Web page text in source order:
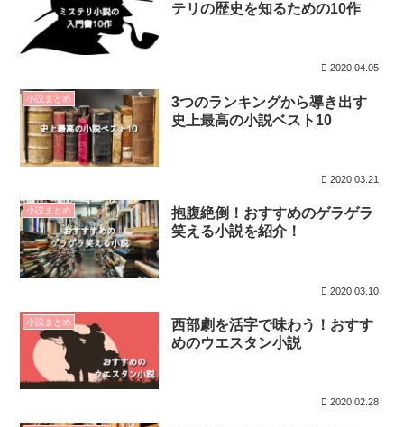
テリの歴史を知るための10作
2020.04.05
小説まとめ
3つのランキングから導き出す
史上最高の小説ベスト10
2020.03.21
小説まとめ
抱腹絶倒！おすすめのゲラゲラ
笑える小説を紹介！
2020.03.10
小説まとめ
西部劇を活字で味わう！おすす
めのウエスタン小説
2020.02.28